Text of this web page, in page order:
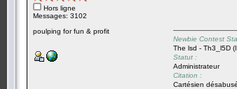
Hors ligne
Messages: 3102
poulping for fun & profit
Newbie Contest
The lsd - Th3_l5D
Statut :
Administrateur
Citation :
Cartésien